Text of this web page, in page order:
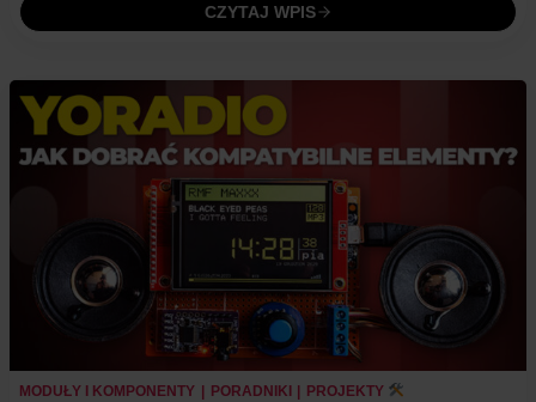
CZYTAJ WPIS
MODUŁY I KOMPONENTY PORADNIKI PROJEKTY